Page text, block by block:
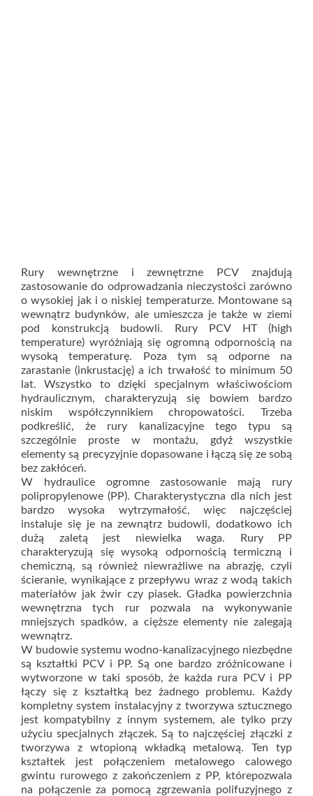
Rury wewnętrzne i zewnętrzne PCV znajdują
zastosowanie do odprowadzania nieczystości zarówno
o wysokiej jak i o niskiej temperaturze. Montowane są
wewnątrz budynków, ale umieszcza je także w ziemi
pod konstrukcją budowli. Rury PCV HT (high
temperature) wyróżniają się ogromną odpornością na
wysoką temperaturę. Poza tym są odporne na
zarastanie (inkrustację) a ich trwałość to minimum 50
lat. Wszystko to dzięki specjalnym właściwościom
hydraulicznym, charakteryzują się bowiem bardzo
niskim współczynnikiem chropowatości. Trzeba
podkreślić, że rury kanalizacyjne tego typu są
szczególnie proste w montażu, gdyż wszystkie
elementy są precyzyjnie dopasowane i łączą się ze sobą
bez zakłóceń.
W hydraulice ogromne zastosowanie mają rury
polipropylenowe (PP). Charakterystyczna dla nich jest
bardzo wysoka wytrzymałość, więc najczęściej
instaluje się je na zewnątrz budowli, dodatkowo ich
dużą zaletą jest niewielka waga. Rury PP
charakteryzują się wysoką odpornością termiczną i
chemiczną, są również niewrażliwe na abrazję, czyli
ścieranie, wynikające z przepływu wraz z wodą takich
materiałów jak żwir czy piasek. Gładka powierzchnia
wewnętrzna tych rur pozwala na wykonywanie
mniejszych spadków, a cięższe elementy nie zalegają
wewnątrz.
W budowie systemu wodno-kanalizacyjnego niezbędne
są kształtki PCV i PP. Są one bardzo zróżnicowane i
wytworzone w taki sposób, że każda rura PCV i PP
łączy się z kształtką bez żadnego problemu. Każdy
kompletny system instalacyjny z tworzywa sztucznego
jest kompatybilny z innym systemem, ale tylko przy
użyciu specjalnych złączek. Są to najczęściej złączki z
tworzywa z wtopioną wkładką metalową. Ten typ
kształtek jest połączeniem metalowego calowego
gwintu rurowego z zakończeniem z PP, którepozwala
na połączenie za pomocą zgrzewania polifuzyjnego z